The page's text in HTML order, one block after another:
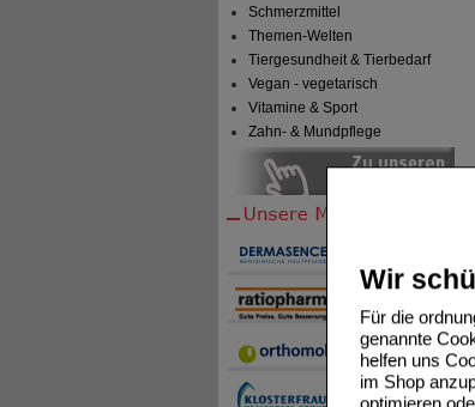
Wir
Für die
genannte
helfen uns
im Shop
optimieren
Schmerzmittel
Themen-Welten
Tiergesundheit & Tierbedarf
Vegan - vegetarisch
Vitamine & Sport
Zahn- & Mundpflege